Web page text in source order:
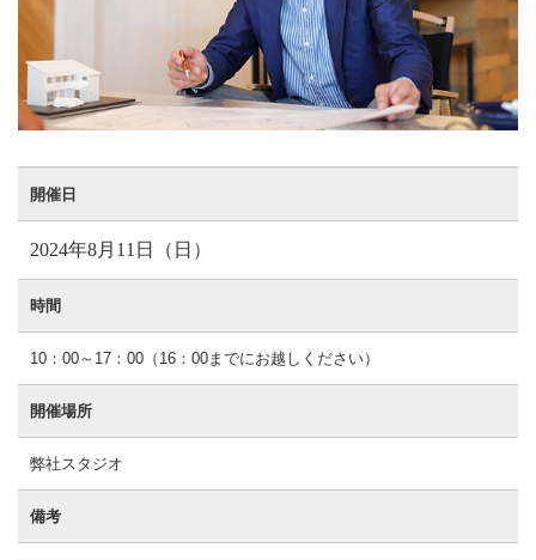
開催日
2024年8月11日（日）
時間
10：00～17：00（16：00までにお越しください）
開催場所
弊社スタジオ
備考